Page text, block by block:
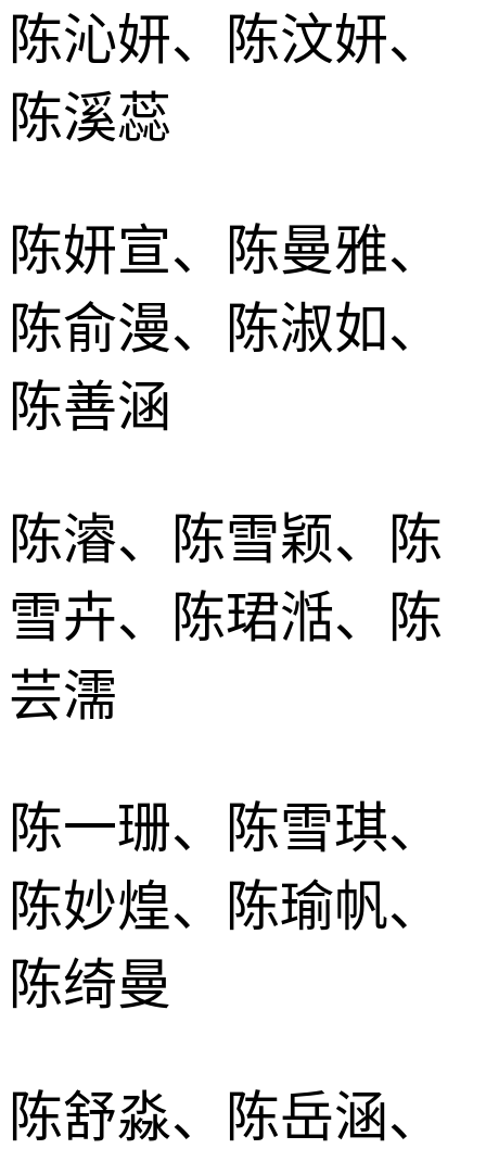
陈沁妍、陈汶妍、
陈溪蕊
陈妍宣、陈曼雅、
陈俞漫、陈淑如、
陈善涵
陈濬、陈雪颖、陈
雪卉、陈珺湉、陈
芸濡
陈一珊、陈雪琪、
陈妙煌、陈瑜帆、
陈绮曼
陈舒淼、陈岳涵、